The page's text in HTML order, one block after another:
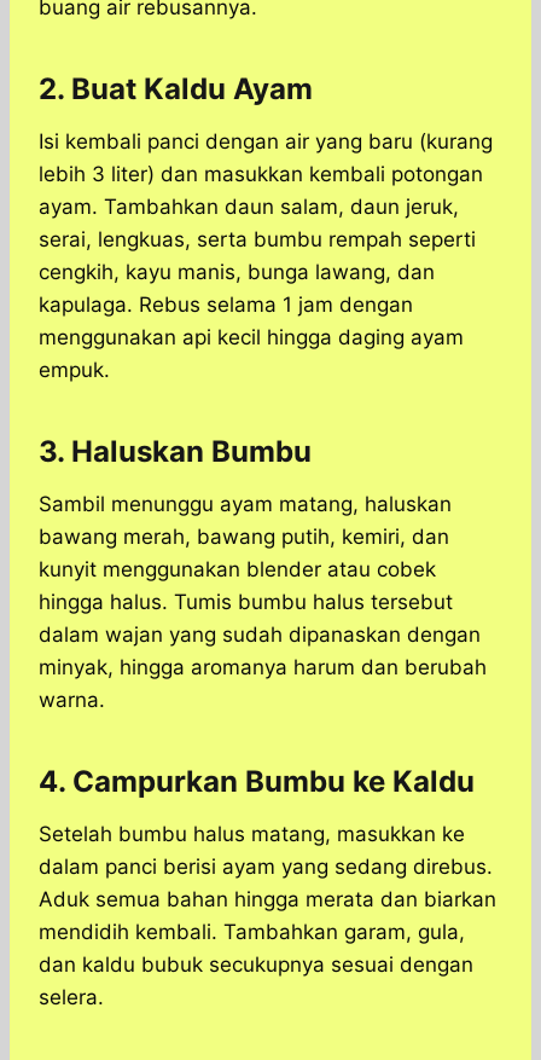
buang air rebusannya.
2. Buat Kaldu Ayam
Isi kembali panci dengan air yang baru (kurang
lebih 3 liter) dan masukkan kembali potongan
ayam. Tambahkan daun salam, daun jeruk,
serai, lengkuas, serta bumbu rempah seperti
cengkih, kayu manis, bunga lawang, dan
kapulaga. Rebus selama 1 jam dengan
menggunakan api kecil hingga daging ayam
empuk.
3. Haluskan Bumbu
Sambil menunggu ayam matang, haluskan
bawang merah, bawang putih, kemiri, dan
kunyit menggunakan blender atau cobek
hingga halus. Tumis bumbu halus tersebut
dalam wajan yang sudah dipanaskan dengan
minyak, hingga aromanya harum dan berubah
warna.
4. Campurkan Bumbu ke Kaldu
Setelah bumbu halus matang, masukkan ke
dalam panci berisi ayam yang sedang direbus.
Aduk semua bahan hingga merata dan biarkan
mendidih kembali. Tambahkan garam, gula,
dan kaldu bubuk secukupnya sesuai dengan
selera.